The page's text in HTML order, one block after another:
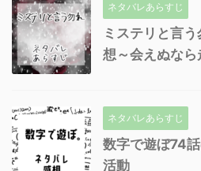
ネタバレあらすじ
ミステリと言
想～会えぬな
ネタバレあらすじ
数字で遊ぼ74
活動